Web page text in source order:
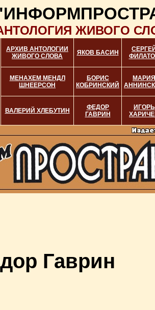
ЖИВОГО
АРХИВ АНТОЛОГИИ
ЖИВОГО СЛОВА
ЯКОВ БАСИН
МЕНАХЕМ МЕНДЛ
ШНЕЕРСОН
БОРИС
КОБРИНСКИЙ
МАРИЯ
ВАЛЕРИЙ ХЛЕБУТИН
ФЕДОР
ГАВРИН
ИГОРЬ
Гаврин